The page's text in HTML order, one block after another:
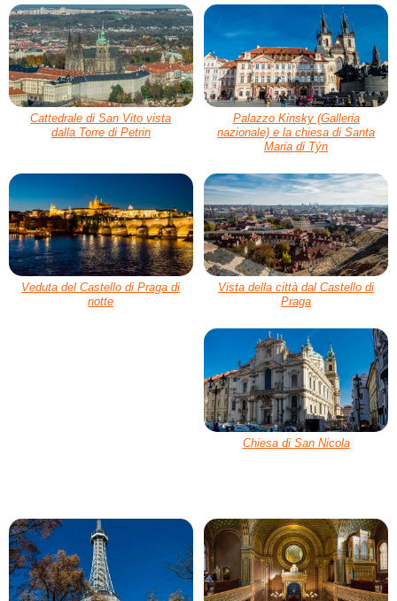
Cattedrale di San Vito vista
dalla Torre di Petrin
Palazzo Kinsky (Galleria
nazionale) e la chiesa di Santa
Maria di Týn
Veduta del Castello di Praga di
notte
Vista della città dal Castello di
Praga
Chiesa di San Nicola